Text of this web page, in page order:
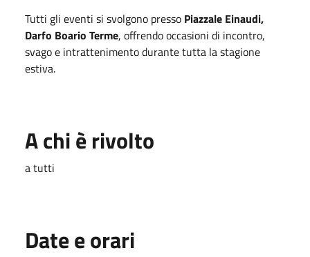
Tutti gli eventi si svolgono presso Piazzale Einaudi,
Darfo Boario Terme, offrendo occasioni di incontro,
svago e intrattenimento durante tutta la stagione
estiva.
A chi è rivolto
a tutti
Date e orari